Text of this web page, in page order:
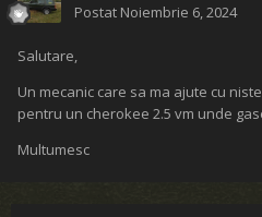
Postat Noiembrie 6, 2024
Salutare,
Un mecanic care sa ma ajute cu
pentru un cherokee 2.5 vm unde
Multumesc